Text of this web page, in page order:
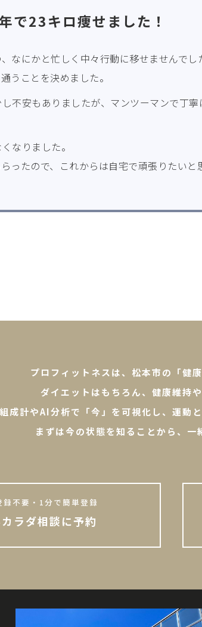
で23キロ痩せました！
なにかと忙しく中々行動に移せませんでし
うことを決めました。
不安もありましたが、マンツーマンで丁
なりました。
ったので、これからは自宅で頑張りたいと
プロフィットネスは、松本市の「健
ダイエットはもちろん、健康維持
成計やAI分析で「今」を可視化し、運動
まずは今の状態を知ることから、一
録不要・1分で簡単登録
ラダ相談に予約